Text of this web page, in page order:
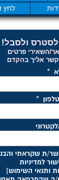
לסטרס ולסבל!
השאירי פרטים
אליך בהקדם
לחץ